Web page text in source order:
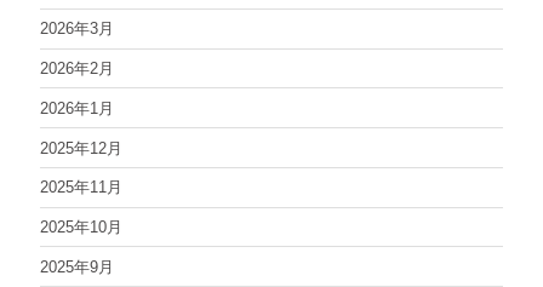
2026年3月
2026年2月
2026年1月
2025年12月
2025年11月
2025年10月
2025年9月